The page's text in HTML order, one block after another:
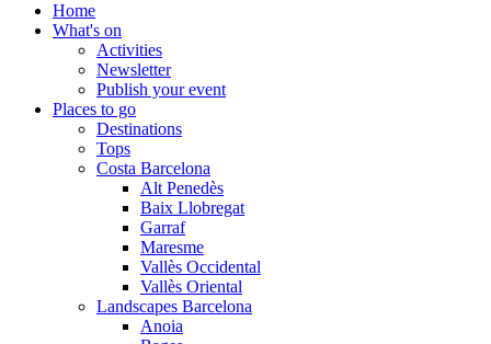
Home
What's on
Activities
Newsletter
Publish your event
Places to go
Destinations
Tops
Costa Barcelona
Alt Penedès
Baix Llobregat
Garraf
Maresme
Vallès Occidental
Vallès Oriental
Landscapes Barcelona
Anoia